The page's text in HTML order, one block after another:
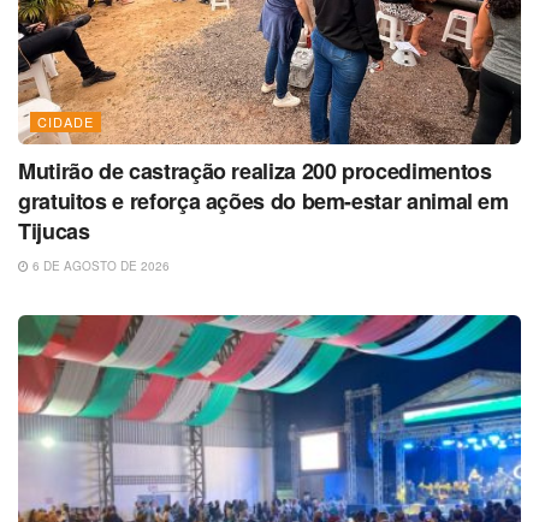
CIDADE
Mutirão de castração realiza 200 procedimentos
gratuitos e reforça ações do bem-estar animal em
Tijucas
6 DE AGOSTO DE 2026